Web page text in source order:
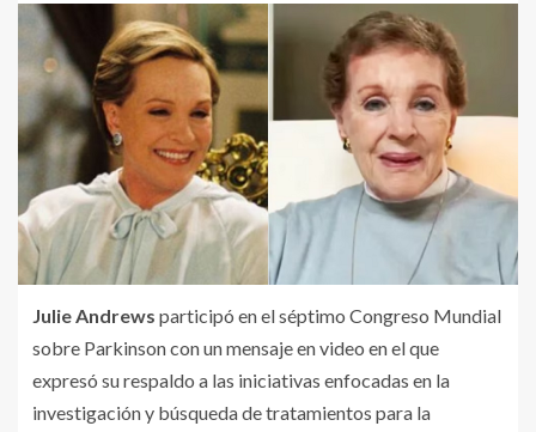
Julie Andrews participó en el séptimo Congreso Mundial
sobre Parkinson con un mensaje en video en el que
expresó su respaldo a las iniciativas enfocadas en la
investigación y búsqueda de tratamientos para la